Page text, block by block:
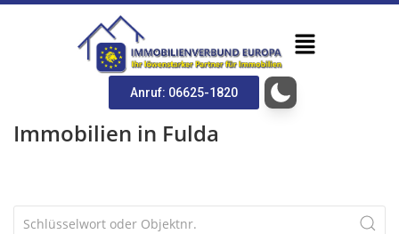
Anruf: 06625-1820
Immobilien in Fulda